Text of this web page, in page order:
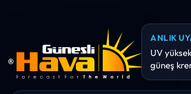
ANLIK
Hava
riskli